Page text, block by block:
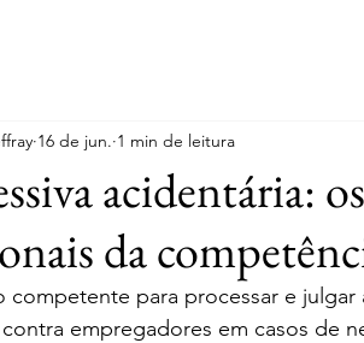
acidentária:
da
16 de jun. 1 min de leitura
para processar e julgar
empregadores em casos de